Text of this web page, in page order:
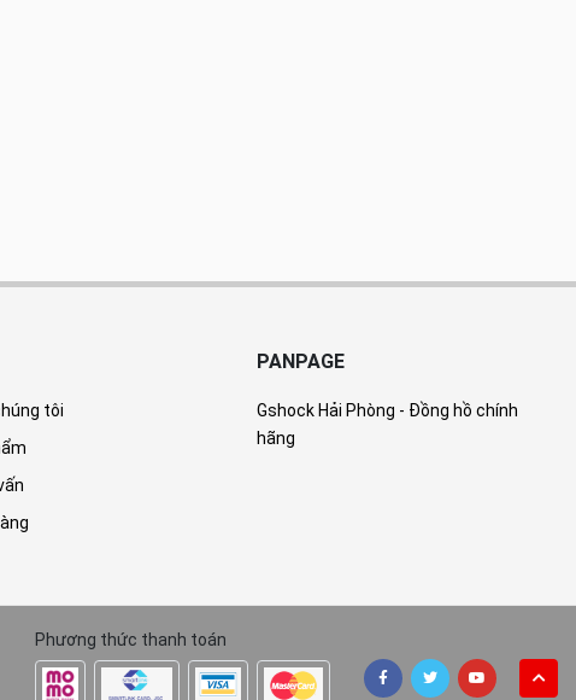
tôi
PANPAGE
Gshock Hải Phòng - Đồng hồ chính
hãng
Phương thức thanh toán